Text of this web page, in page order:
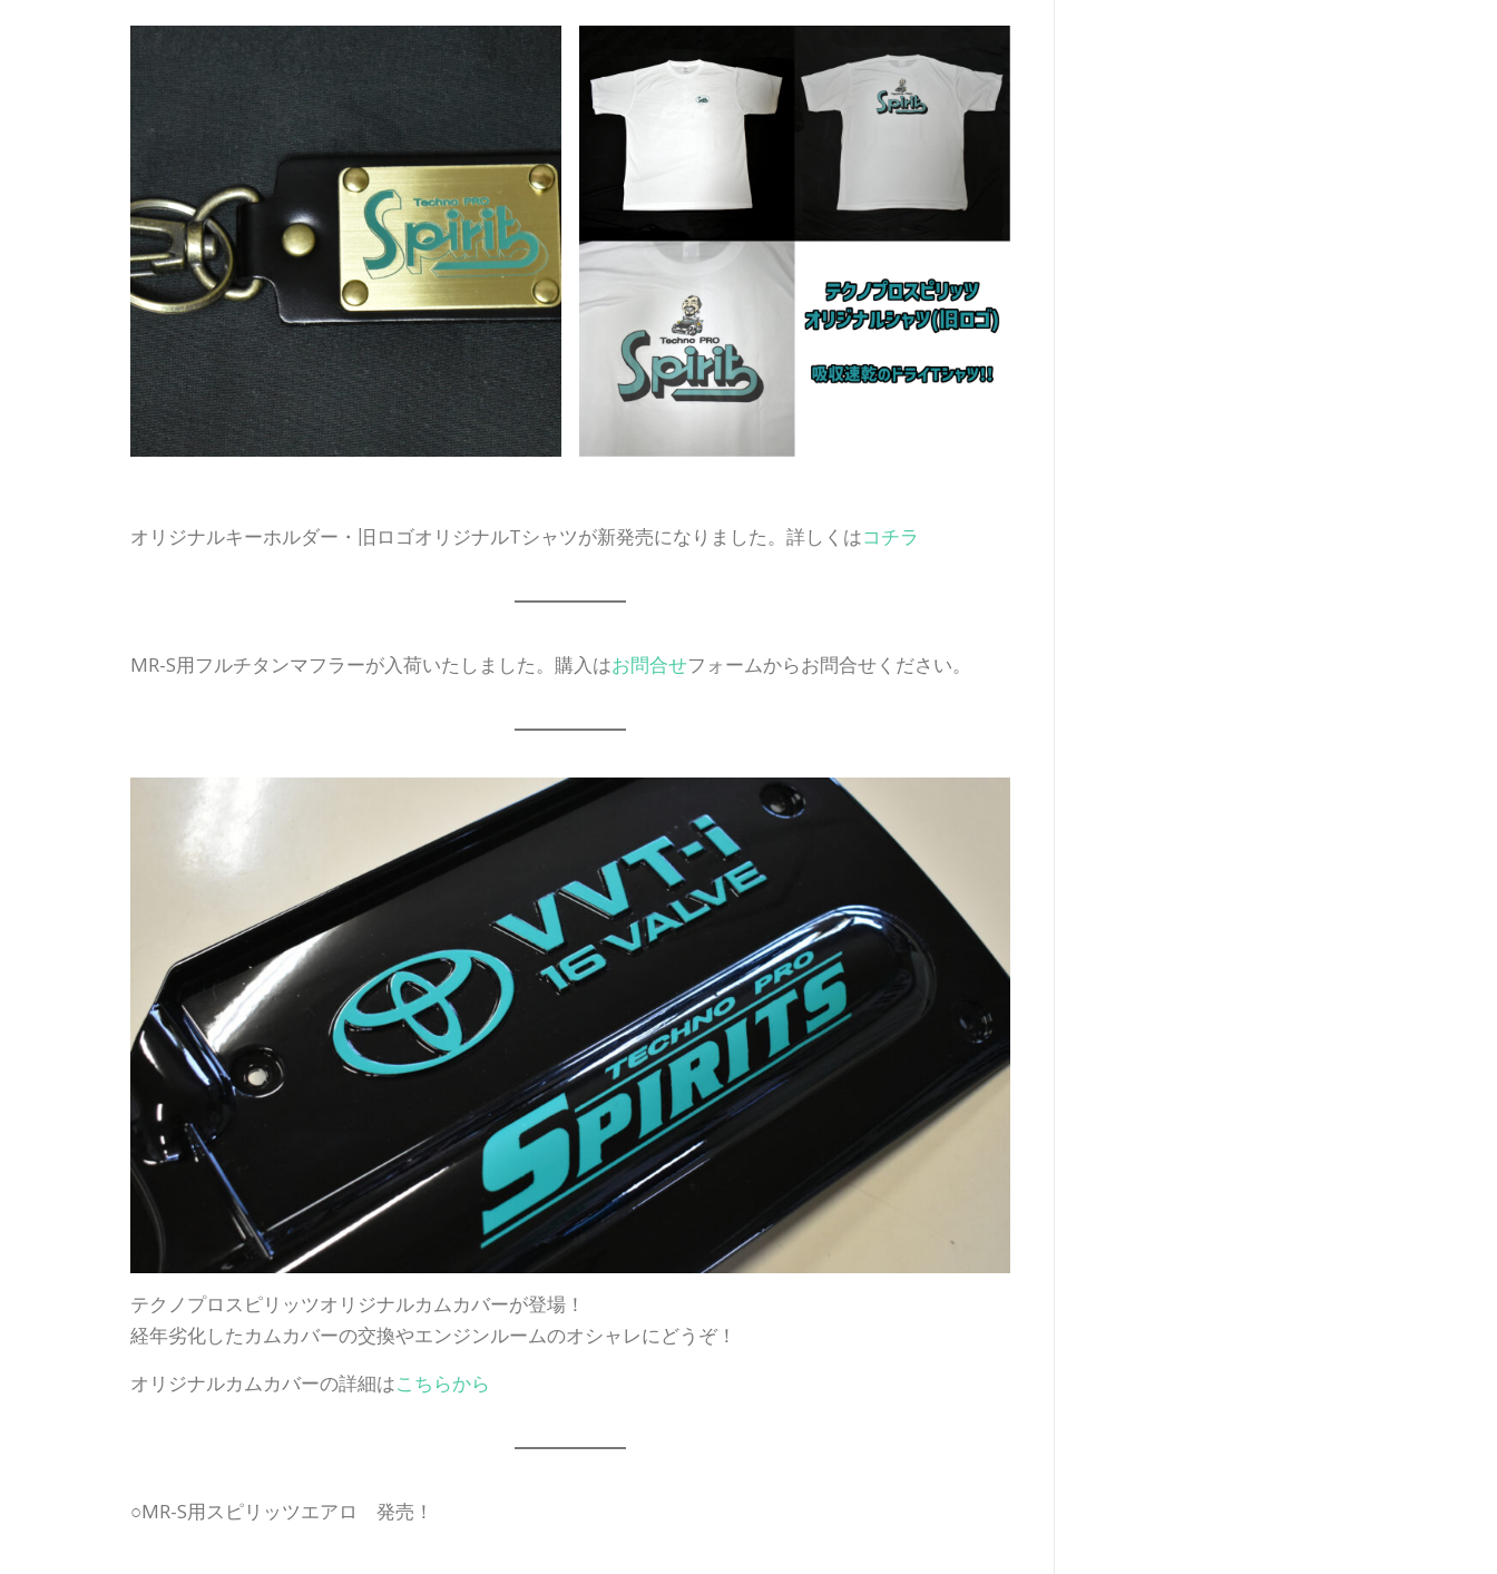
オリジナルキーホルダー・旧ロゴオリジナルTシャツが新発売になりました。詳しくはコチラ
MR-S用フルチタンマフラーが入荷いたしました。購入はお問合せフォームからお問合せください。
テクノプロスピリッツオリジナルカムカバーが登場！
経年劣化したカムカバーの交換やエンジンルームのオシャレにどうぞ！
オリジナルカムカバーの詳細はこちらから
○MR-S用スピリッツエアロ 発売！